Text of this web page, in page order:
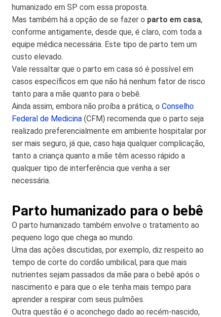
humanizado em SP com essa proposta.
Mas também há a opção de se fazer o parto em casa,
conforme antigamente, desde que, é claro, com toda a
equipe médica necessária. Este tipo de parto tem um
custo elevado.
Vale ressaltar que o parto em casa só é possível em
casos específicos em que não há nenhum fator de risco
tanto para a mãe quanto para o bebê.
Ainda assim, embora não proíba a prática, o Conselho
Federal de Medicina (CFM) recomenda que o parto seja
realizado preferencialmente em ambiente hospitalar por
ser mais seguro, já que, caso haja qualquer complicação,
tanto a criança quanto a mãe têm acesso rápido a
qualquer tipo de interferência que venha a ser
necessária.
Parto humanizado para o bebê
O parto humanizado também envolve o tratamento ao
pequeno logo que chega ao mundo.
Uma das ações discutidas, por exemplo, diz respeito ao
tempo de corte do cordão umbilical, para que mais
nutrientes sejam passados da mãe para o bebê após o
nascimento e para que o ele tenha mais tempo para
aprender a respirar com seus pulmões.
Outra questão é o aconchego dado ao recém-nascido,